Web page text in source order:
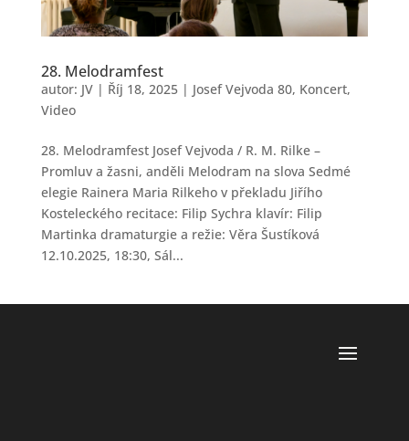
28. Melodramfest
autor: JV| Říj 18, 2025| Josef Vejvoda 80, Koncert,
Video
28. Melodramfest Josef Vejvoda / R. M. Rilke –
Promluv a žasni, anděli Melodram na slova Sedmé
elegie Rainera Maria Rilkeho v překladu Jiřího
Kosteleckého recitace: Filip Sychra klavír: Filip
Martinka dramaturgie a režie: Věra Šustíková
12.10.2025, 18:30, Sál...